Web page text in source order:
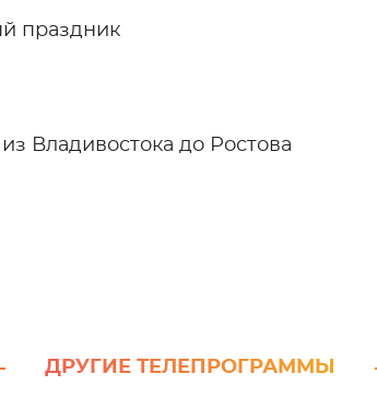
праздник
Владивостока до Ростова
ДРУГИЕ ТЕЛЕПРОГРАММЫ